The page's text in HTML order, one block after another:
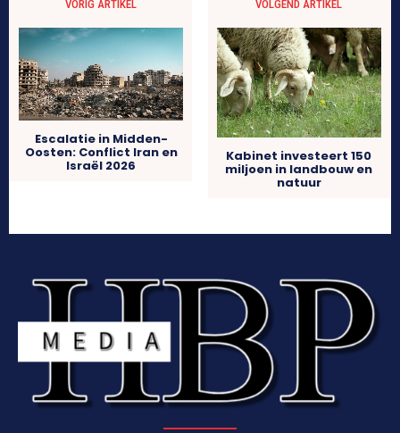
VORIG ARTIKEL
Escalatie in Midden-
Oosten: Conflict Iran en
Israël 2026
VOLGEND ARTIKEL
Kabinet investeert 150
miljoen in landbouw en
natuur